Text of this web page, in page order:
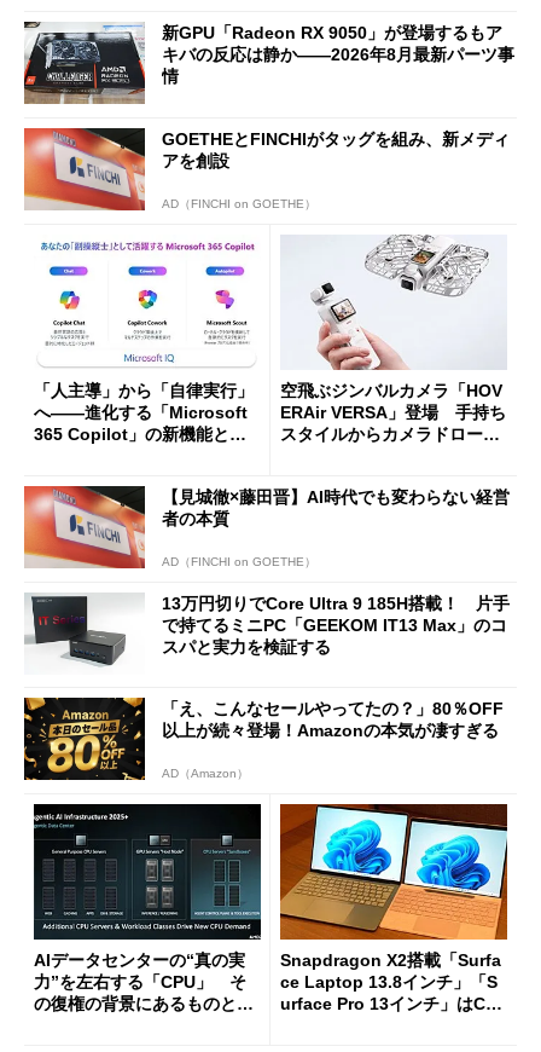
新GPU「Radeon RX 9050」が登場するもア
キバの反応は静か――2026年8月最新パーツ事
情
GOETHEとFINCHIがタッグを組み、新メディ
アを創設
AD（FINCHI on GOETHE）
「人主導」から「自律実行」
へ――進化する「Microsoft
365 Copilot」の新機能とエ
空飛ぶジンバルカメラ「HOV
ERAir VERSA」登場 手持ち
スタイルからカメラドローン
【見城徹×藤田晋】AI時代でも変わらない経営
者の本質
AD（FINCHI on GOETHE）
13万円切りでCore Ultra 9 185H搭載！ 片手
で持てるミニPC「GEEKOM IT13 Max」のコ
スパと実力を検証する
「え、こんなセールやってたの？」80％OFF
以上が続々登場！Amazonの本気が凄すぎる
AD（Amazon）
AIデータセンターの“真の実
力”を左右する「CPU」 そ
の復権の背景にあるものと
Snapdragon X2搭載「Surfa
ce Laptop 13.8インチ」「S
urface Pro 13インチ」はCop